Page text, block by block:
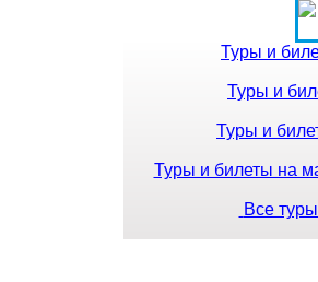
Туры и
Туры и
Туры и
Туры и билеты на
Все